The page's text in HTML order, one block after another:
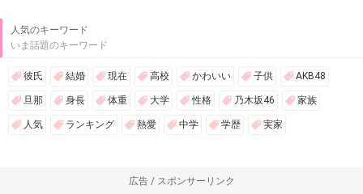
人気のキーワード
いま話題のキーワード
彼氏 結婚 現在 高校 かわいい 子供 AKB48
旦那 身長 体重 大学 性格 乃木坂46 家族
人気 ランキング 熱愛 中学 学歴 実家
広告 / スポンサーリンク